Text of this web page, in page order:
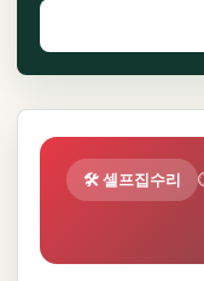
🛠️ 셀프집수리